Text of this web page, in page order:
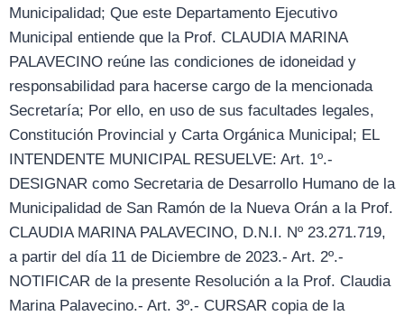
Municipalidad; Que este Departamento Ejecutivo
Municipal entiende que la Prof. CLAUDIA MARINA
PALAVECINO reúne las condiciones de idoneidad y
responsabilidad para hacerse cargo de la mencionada
Secretaría; Por ello, en uso de sus facultades legales,
Constitución Provincial y Carta Orgánica Municipal; EL
INTENDENTE MUNICIPAL RESUELVE: Art. 1º.-
DESIGNAR como Secretaria de Desarrollo Humano de la
Municipalidad de San Ramón de la Nueva Orán a la Prof.
CLAUDIA MARINA PALAVECINO, D.N.I. Nº 23.271.719,
a partir del día 11 de Diciembre de 2023.- Art. 2º.-
NOTIFICAR de la presente Resolución a la Prof. Claudia
Marina Palavecino.- Art. 3º.- CURSAR copia de la